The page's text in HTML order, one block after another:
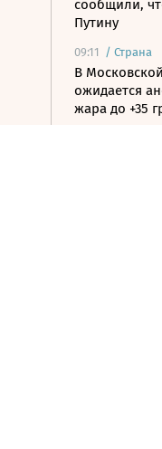
сообщили,
Путину
09:11 / Страна
В
ожидается
жара до +35